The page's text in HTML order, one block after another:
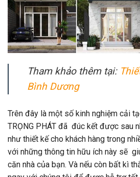
Tham khảo thêm tại:
Bình Dương
Trên đây là một số kinh nghiệm cải
TRỌNG PHÁT đã đúc kết được sau
như thiết kế cho khách hàng trong
với những thông tin hữu ích này sẽ
căn nhà của bạn. Và nếu còn bất kì